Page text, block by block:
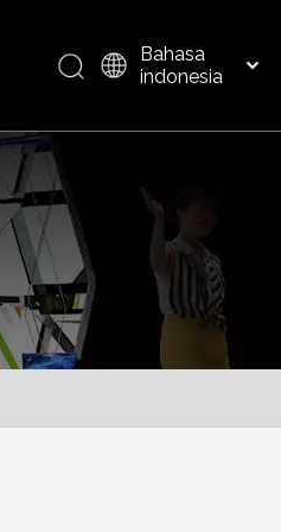
Bahasa
indonesia
Italiano
Pусский
Nederlands
Português
Deutsch
Español
English